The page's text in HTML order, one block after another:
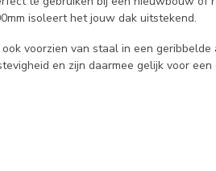
isoleert het jouw dak uitstekend.
voorzien van staal in een
en zijn daarmee gelijk voor